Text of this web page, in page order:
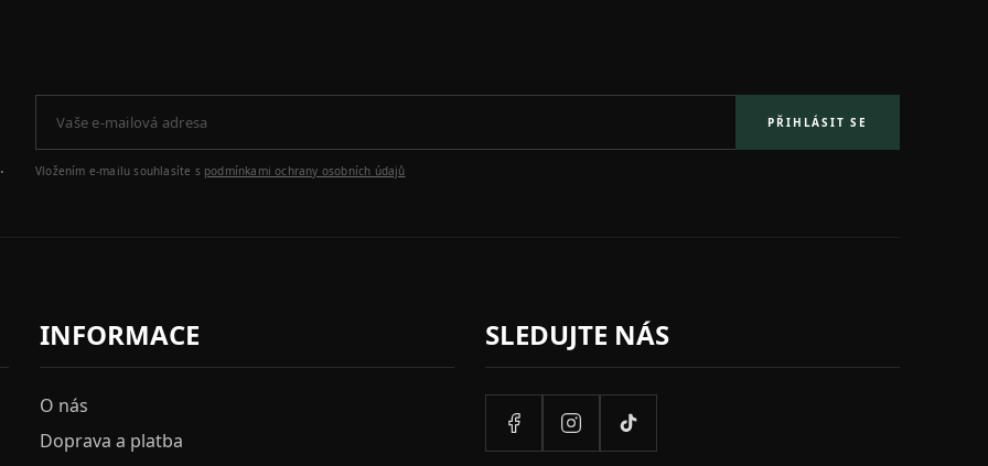
PŘIHLÁSIT SE
Vložením e-mailu souhlasíte s podmínkami ochrany osobních údajů
INFORMACE
O nás
Doprava a platba
SLEDUJTE NÁS